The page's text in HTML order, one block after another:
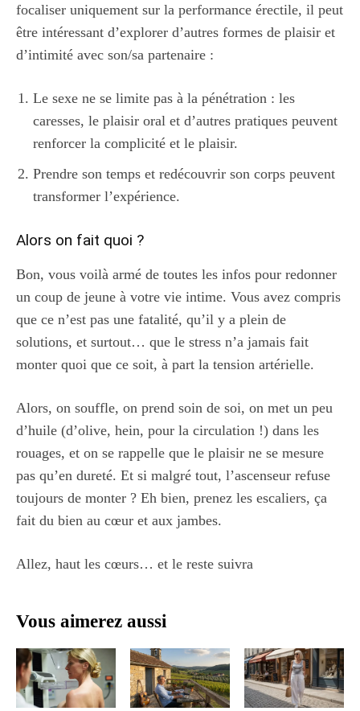
focaliser uniquement sur la performance érectile, il peut
être intéressant d’explorer d’autres formes de plaisir et
d’intimité avec son/sa partenaire :
Le sexe ne se limite pas à la pénétration : les
caresses, le plaisir oral et d’autres pratiques peuvent
renforcer la complicité et le plaisir.
Prendre son temps et redécouvrir son corps peuvent
transformer l’expérience.
Alors on fait quoi ?
Bon, vous voilà armé de toutes les infos pour redonner
un coup de jeune à votre vie intime. Vous avez compris
que ce n’est pas une fatalité, qu’il y a plein de
solutions, et surtout… que le stress n’a jamais fait
monter quoi que ce soit, à part la tension artérielle.
Alors, on souffle, on prend soin de soi, on met un peu
d’huile (d’olive, hein, pour la circulation !) dans les
rouages, et on se rappelle que le plaisir ne se mesure
pas qu’en dureté. Et si malgré tout, l’ascenseur refuse
toujours de monter ? Eh bien, prenez les escaliers, ça
fait du bien au cœur et aux jambes.
Allez, haut les cœurs… et le reste suivra
Vous aimerez aussi